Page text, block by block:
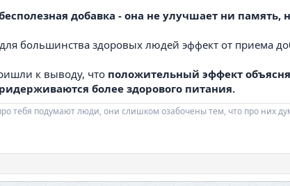
добавка - она не улучшает ни память,
большинства здоровых людей эффект от приема
к выводу, что положительный эффект
более здорового питания.
тебя подумают люди, они слишком озабочены тем, что про них